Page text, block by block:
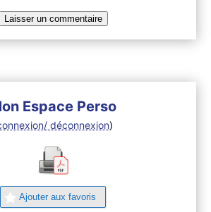
Espace Perso
déconnexion)
Ajouter aux favoris